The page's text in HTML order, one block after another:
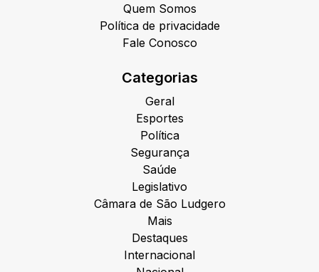
Quem Somos
Política de privacidade
Fale Conosco
Categorias
Geral
Esportes
Política
Segurança
Saúde
Legislativo
Câmara de São Ludgero
Mais
Destaques
Internacional